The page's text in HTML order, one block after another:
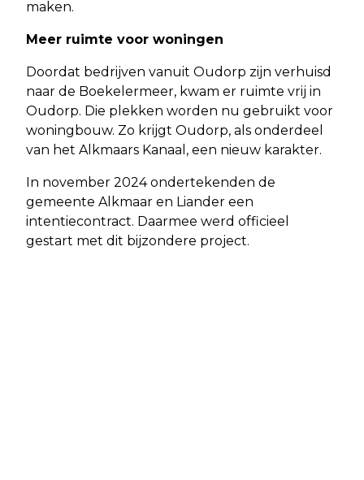
maken.
Meer ruimte voor woningen
Doordat bedrijven vanuit Oudorp zijn verhuisd
naar de Boekelermeer, kwam er ruimte vrij in
Oudorp. Die plekken worden nu gebruikt voor
woningbouw. Zo krijgt Oudorp, als onderdeel
van het Alkmaars Kanaal, een nieuw karakter.
In november 2024 ondertekenden de
gemeente Alkmaar en Liander een
intentiecontract. Daarmee werd officieel
gestart met dit bijzondere project.